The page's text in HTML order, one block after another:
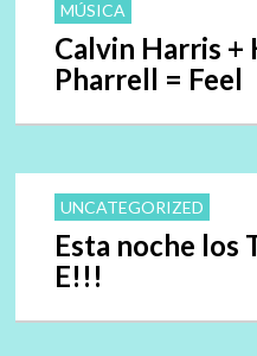
MÚSICA
Calvin Harris +
Pharrell = Feel
UNCATEGORIZED
Esta noche los
E!!!